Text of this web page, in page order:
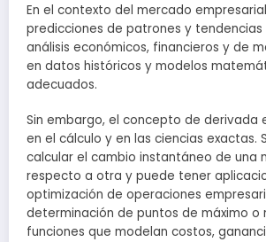
En el contexto del mercado
predicciones de patrones y tendencias
análisis económicos, financieros y de
en datos históricos y modelos
adecuados.
Sin embargo, el concepto de derivada
en el cálculo y en las ciencias exactas.
calcular el cambio instantáneo de una
respecto a otra y puede tener
optimización de operaciones
determinación de puntos de máximo o
funciones que modelan costos,